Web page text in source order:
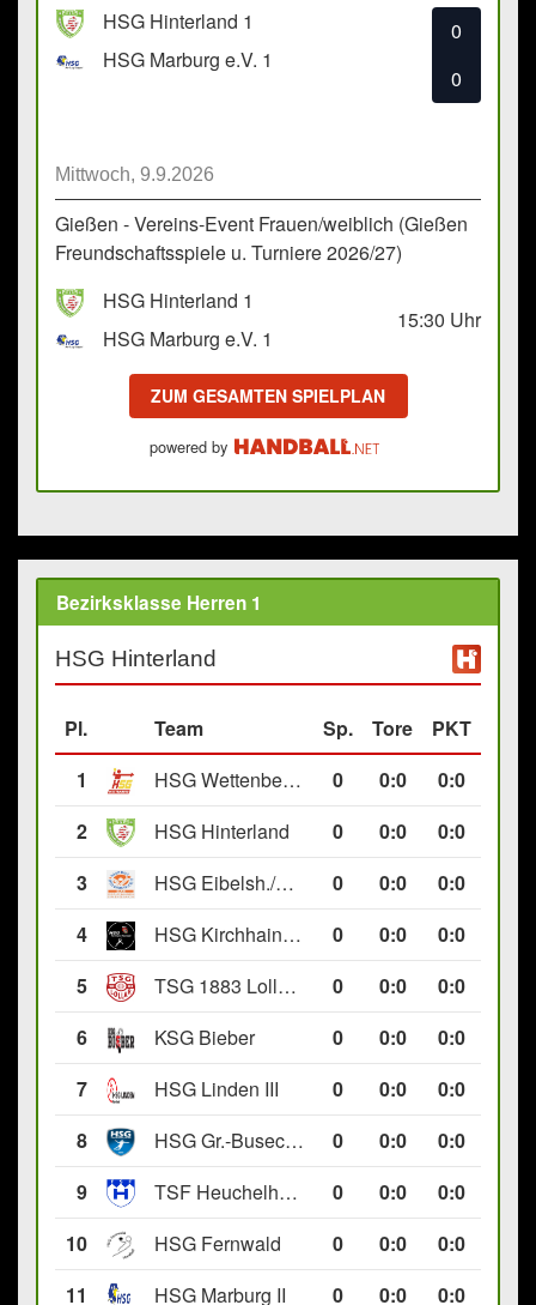
HSG Hinterland 1
HSG Marburg e.V. 1
0
0
Mittwoch, 9.9.2026
Gießen - Vereins-Event Frauen/weiblich (Gießen
Freundschaftsspiele u. Turniere 2026/27)
HSG Hinterland 1
HSG Marburg e.V. 1
15:30 Uhr
ZUM GESAMTEN SPIELPLAN
powered by
Bezirksklasse Herren 1
HSG Hinterland
Pl. Team Sp. Tore
PKT
1
HSG Wettenberg III 0 0:0
0:0
2
HSG Hinterland 0 0:0
0:0
3
HSG Eibelsh./Ewersb. II 0 0:0
0:0
4
HSG Kirchhain/Neustadt II 0 0:0
0:0
5
TSG 1883 Lollar II 0 0:0
0:0
6
KSG Bieber 0 0:0
0:0
7
HSG Linden III 0 0:0
0:0
8
HSG Gr.-Buseck/Beuern II 0 0:0
0:0
9
TSF Heuchelheim II 0 0:0
0:0
10
HSG Fernwald 0 0:0
0:0
11
HSG Marburg II 0 0:0 0:0